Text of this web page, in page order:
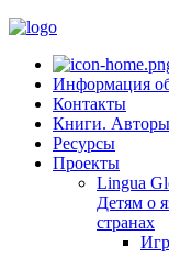
Информация
Контакты
Книги.
Ресурсы
Проекты
Lingua
Детям о
странах